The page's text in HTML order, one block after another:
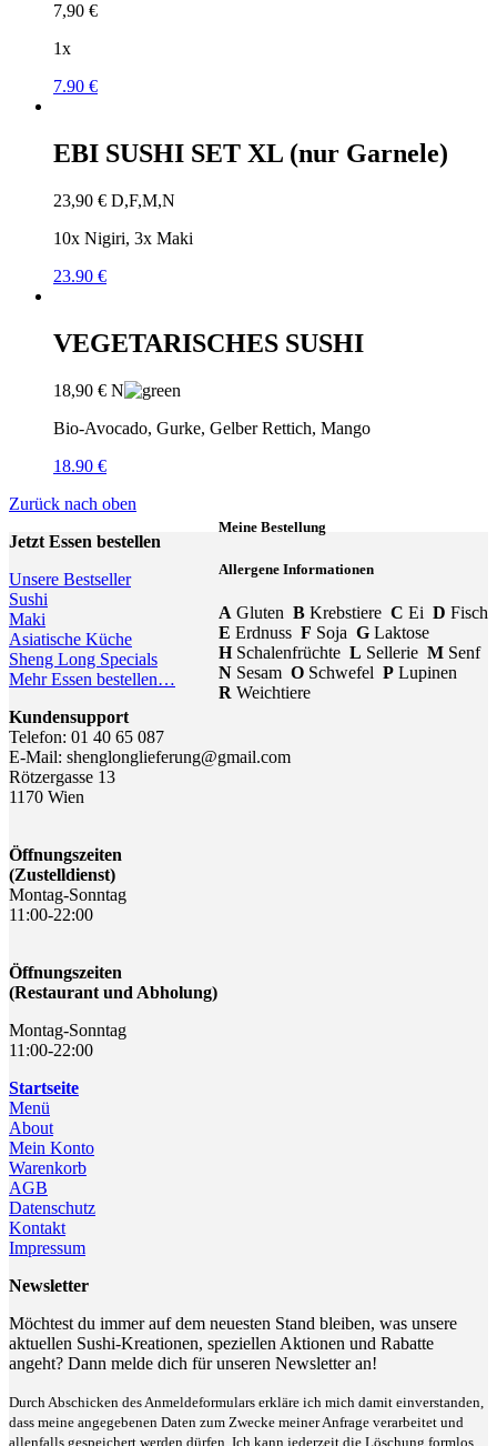
7,90 €
1x
7.90 €
EBI SUSHI SET XL (nur Garnele)
23,90 € D,F,M,N
10x Nigiri, 3x Maki
23.90 €
VEGETARISCHES SUSHI
18,90 € N
Bio-Avocado, Gurke, Gelber Rettich, Mango
18.90 €
Meine Bestellung
Allergene Informationen
A Gluten B Krebstiere C Ei D Fisch
E Erdnuss F Soja G Laktose
HSchalenfrüchte L Sellerie M Senf
N Sesam O Schwefel P Lupinen
R Weichtiere
Zurück nach oben
Jetzt Essen bestellen
Unsere Bestseller
Sushi
Maki
Asiatische Küche
Sheng Long Specials
Mehr Essen bestellen…
Kundensupport
Telefon: 01 40 65 087
E-Mail: shenglonglieferung@gmail.com
Rötzergasse 13
1170 Wien
Öffnungszeiten
(Zustelldienst)
Montag-Sonntag
11:00-22:00
Öffnungszeiten
(Restaurant und Abholung)
Montag-Sonntag
11:00-22:00
Startseite
Menü
About
Mein Konto
Warenkorb
AGB
Datenschutz
Kontakt
Impressum
Newsletter
Möchtest du immer auf dem neuesten Stand bleiben, was unsere
aktuellen Sushi-Kreationen, speziellen Aktionen und Rabatte
angeht? Dann melde dich für unseren Newsletter an!
Durch Abschicken des Anmeldeformulars erkläre ich mich damit einverstanden,
dass meine angegebenen Daten zum Zwecke meiner Anfrage verarbeitet und
allenfalls gespeichert werden dürfen. Ich kann jederzeit die Löschung formlos,